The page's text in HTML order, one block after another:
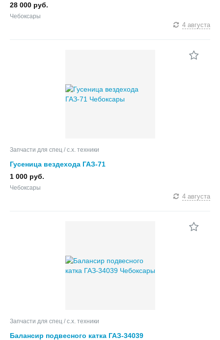
28 000 руб.
Чебоксары
4 августа
Запчасти для спец / с.х. техники
Гусеница вездехода ГАЗ-71
1 000 руб.
Чебоксары
4 августа
Запчасти для спец / с.х. техники
Балансир подвесного катка ГАЗ-34039